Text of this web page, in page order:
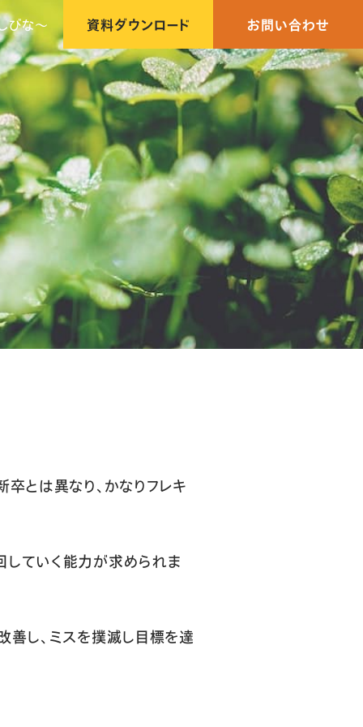
びな〜 資料ダウンロード お問い合わせ
とは異なり、かなりフレキ
していく能力が求められま
善し、ミスを撲滅し目標を達